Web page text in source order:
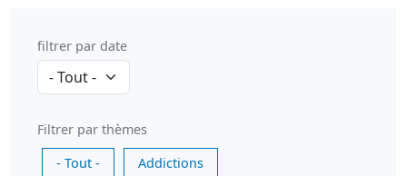
filtrer par date
Filtrer par thèmes
- Tout -
Addictions